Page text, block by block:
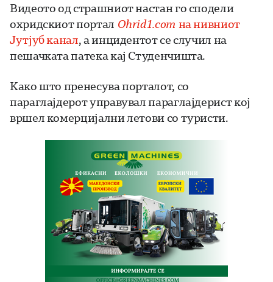
Видеото од страшниот настан го сподели
охридскиот портал Ohrid1.com на нивниот
Јутјуб канал, а инцидентот се случил на
пешачката патека кај Студенчишта.
Како што пренесува порталот, со
параглајдерот управувал параглајдерист кој
вршел комерцијални летови со туристи.